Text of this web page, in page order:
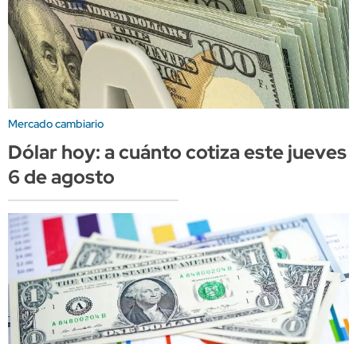
Mercado cambiario
Dólar hoy: a cuánto cotiza este jueves
6 de agosto